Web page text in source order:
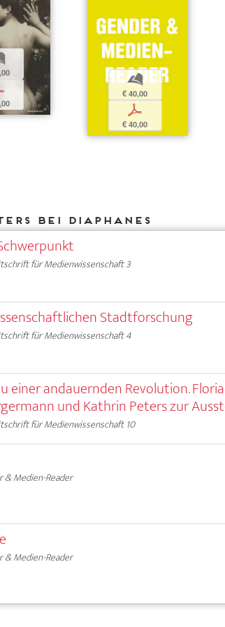
b
€ 40,00
p
€ 40,00
bei DIAPHANES
für Medienwissenschaft 3
Stadtforschung
für Medienwissenschaft 4
einer andauernden Revolution.
und Kathrin Peters zur
für Medienwissenschaft 10
& Medien-Reader
& Medien-Reader